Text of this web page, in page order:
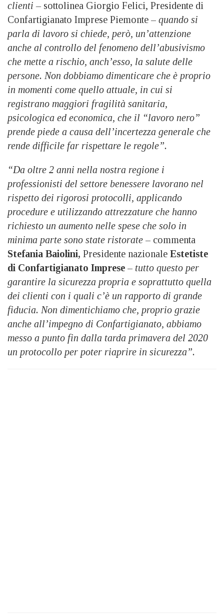
clienti – sottolinea Giorgio Felici, Presidente di
Confartigianato Imprese Piemonte – quando si
parla di lavoro si chiede, però, un’attenzione
anche al controllo del fenomeno dell’abusivismo
che mette a rischio, anch’esso, la salute delle
persone. Non dobbiamo dimenticare che è proprio
in momenti come quello attuale, in cui si
registrano maggiori fragilità sanitaria,
psicologica ed economica, che il “lavoro nero”
prende piede a causa dell’incertezza generale che
rende difficile far rispettare le regole”.
“Da oltre 2 anni nella nostra regione i
professionisti del settore benessere lavorano nel
rispetto dei rigorosi protocolli, applicando
procedure e utilizzando attrezzature che hanno
richiesto un aumento nelle spese che solo in
minima parte sono state ristorate – commenta
Stefania Baiolini, Presidente nazionale Estetiste
di Confartigianato Imprese – tutto questo per
garantire la sicurezza propria e soprattutto quella
dei clienti con i quali c’è un rapporto di grande
fiducia. Non dimentichiamo che, proprio grazie
anche all’impegno di Confartigianato, abbiamo
messo a punto fin dalla tarda primavera del 2020
un protocollo per poter riaprire in sicurezza”.